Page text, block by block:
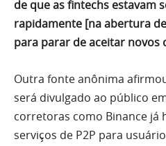
de que as fintechs estavam
rapidamente [na abertura
para parar de aceitar novos
Outra fonte anônima
será divulgado ao público
corretoras como Binance já
serviços de P2P para